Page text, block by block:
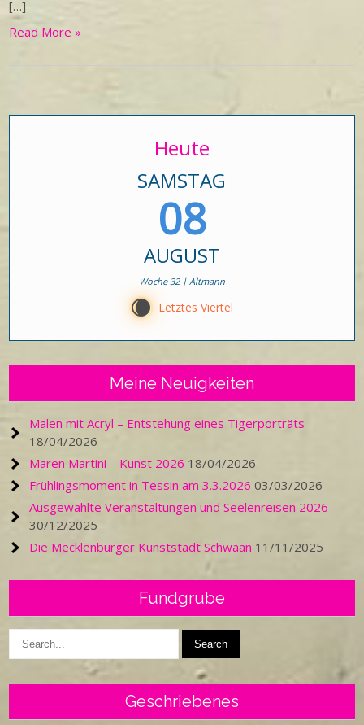
[…]
Read More »
Heute
SAMSTAG
08
AUGUST
Woche 32 | Altmann
W Letztes Viertel
Meine Neuigkeiten
Malen mit Acryl – Entstehung eines Tigerporträts
18/04/2026
Maren Martini – Kunst 2026 18/04/2026
Frühlingsmoment in Tessin am 3.3.2026 03/03/2026
Ausgewählte Veranstaltungen und Seelenreisen 2026
30/12/2025
Die Mecklenburger Kunststadt Schwaan 11/11/2025
Fundgrube
Geschriebenes